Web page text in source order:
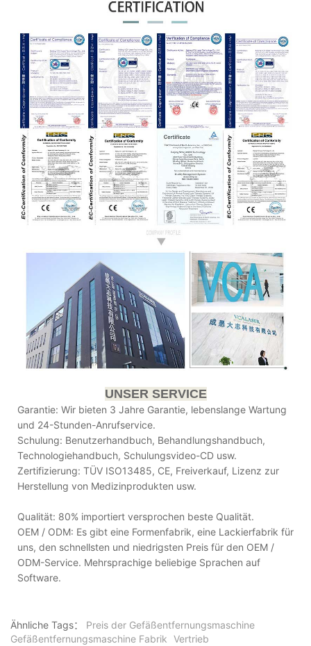
UNSER SERVICE
Garantie: Wir bieten 3 Jahre Garantie, lebenslange Wartung
und 24-Stunden-Anrufservice.
Schulung: Benutzerhandbuch, Behandlungshandbuch,
Technologiehandbuch, Schulungsvideo-CD usw.
Zertifizierung: TÜV ISO13485, CE, Freiverkauf, Lizenz zur
Herstellung von Medizinprodukten usw.
Qualität: 80% importiert versprochen beste Qualität.
OEM / ODM: Es gibt eine Formenfabrik, eine Lackierfabrik für
uns, den schnellsten und niedrigsten Preis für den OEM /
ODM-Service. Mehrsprachige beliebige Sprachen auf
Software.
Ähnliche Tags：
Preis der Gefäßentfernungsmaschine
Gefäßentfernungsmaschine Fabrik Vertrieb